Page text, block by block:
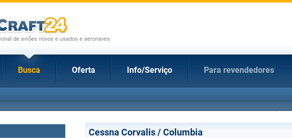
de aviões novos e usados e aeronaves
Busca Oferta Info/Serviço Para revendedores
Cessna Corvalis / Columbia